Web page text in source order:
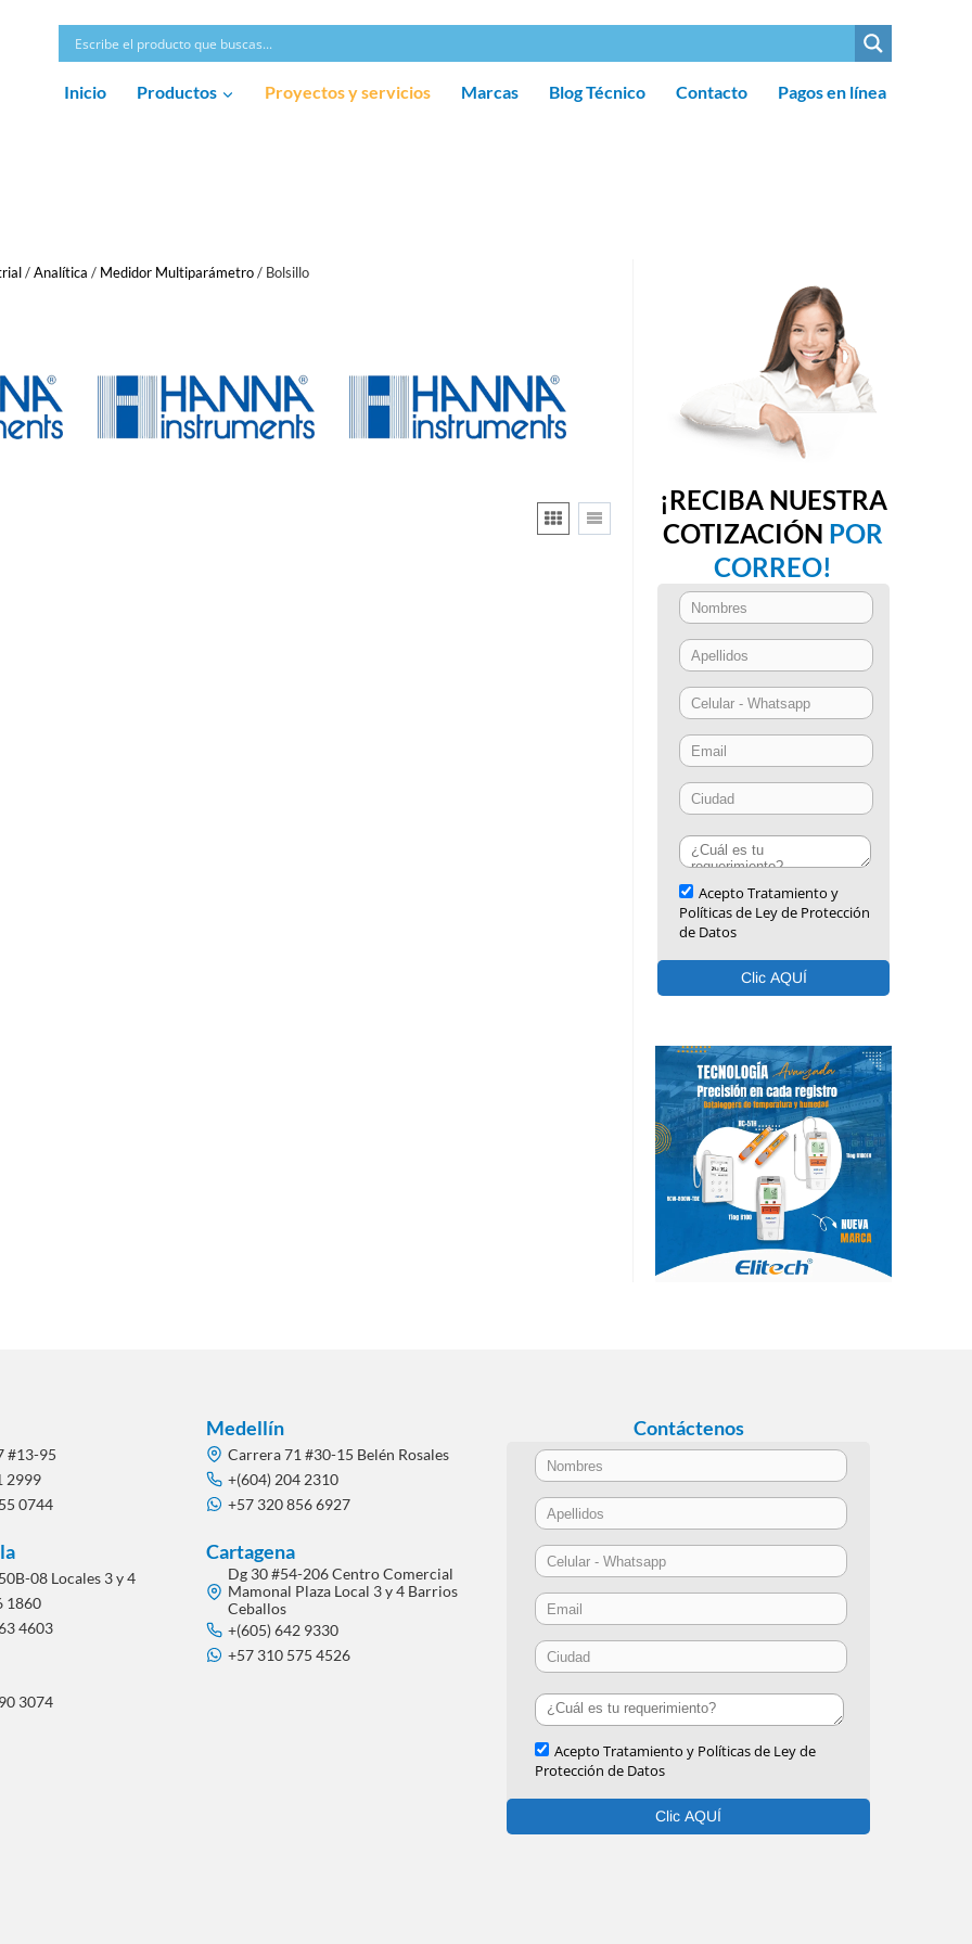
Inicio
Productos Proyectos y servicios Marcas Blog Técnico Contacto Pagos en línea
/Analítica / Medidor Multiparámetro/ Bolsillo
¡RECIBA NUESTRA
COTIZACIÓN POR
CORREO!
#13-95
2999
0744
08 Locales 3 y 4
1860
4603
3074
Medellín
Carrera 71 #30-15 Belén Rosales
+(604) 204 2310
+57 320 856 6927
Cartagena
Dg 30 #54-206 Centro Comercial
Mamonal Plaza Local 3 y 4 Barrios
Ceballos
+(605) 642 9330
+57 310 575 4526
Contáctenos